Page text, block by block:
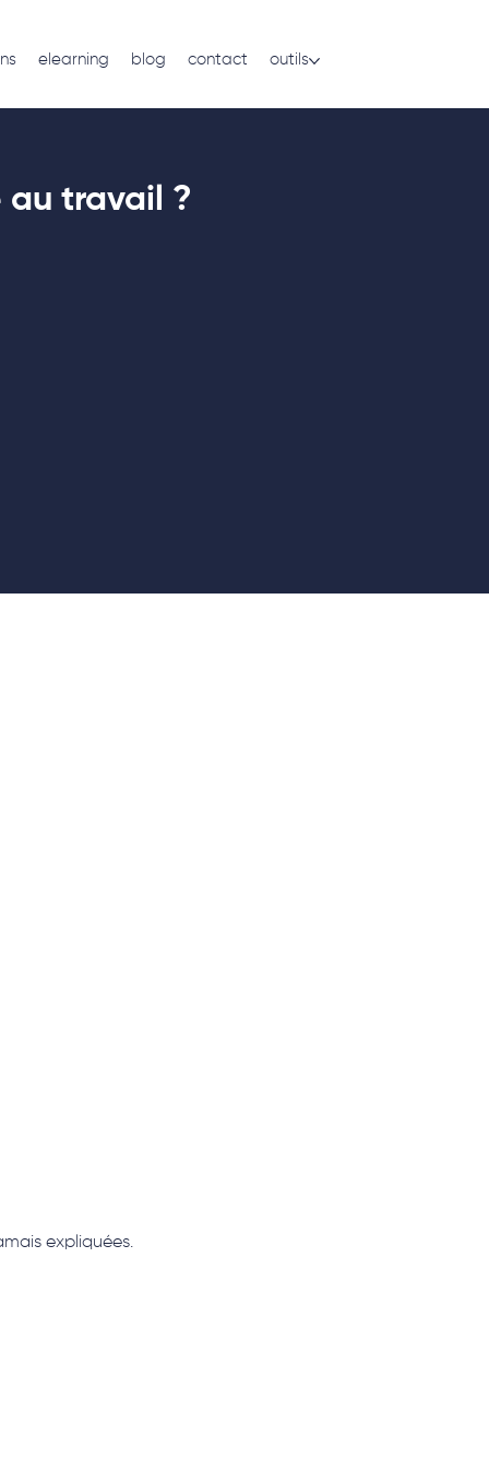
elearning blog contact outils
au travail ?
expliquées.